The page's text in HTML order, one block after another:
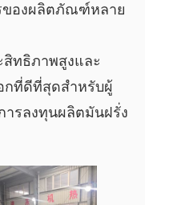
ของผลิตภัณฑ์หลาย
ทธิภาพสูงและ
กที่ดีที่สุดสำหรับผู้
รลงทุนผลิตมันฝรั่ง